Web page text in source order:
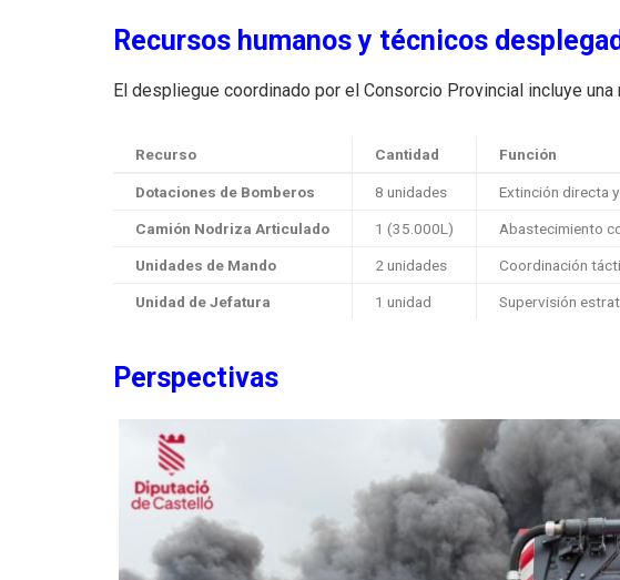
Recursos humanos y técnicos
El despliegue coordinado por el Consorcio Provincial incluye
Recurso Cantidad Función
Dotaciones de Bomberos 8 unidades Extinción directa
Camión Nodriza Articulado 1 (35.000L) Abastecimiento
Unidades de Mando 2 unidades Coordinación
Unidad de Jefatura 1 unidad Supervisión
Perspectivas